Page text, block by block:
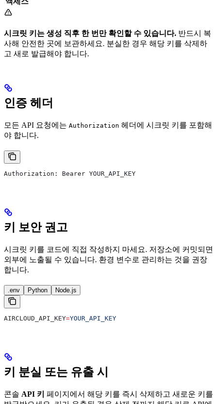
시크릿 키는 생성 직후 한 번만 확인할 수 있습니다. 반드시 복
사해 안전한 곳에 보관하세요. 분실한 경우 해당 키를 삭제하
고 새로 발급해야 합니다.
인증 헤더
모든 API 요청에는 Authorization 헤더에 시크릿 키를 포함해
야 합니다.
Authorization: Bearer YOUR_API_KEY
키 보안 권고
시크릿 키를 코드에 직접 작성하지 마세요. 저장소에 커밋되면
외부에 노출될 수 있습니다. 환경 변수로 관리하는 것을 권장
합니다.
.env Python Node.js
AIRCLOUD_API_KEY=YOUR_API_KEY
키 분실 또는 유출 시
콘솔 API 키 페이지에서 해당 키를 즉시 삭제하고 새로운 키를